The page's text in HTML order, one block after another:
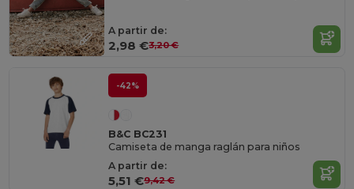
A partir de:
2,98 €3,20 €
-42%
B&C BC231
Camiseta de manga raglán para niños
A partir de:
5,51 €9,42 €